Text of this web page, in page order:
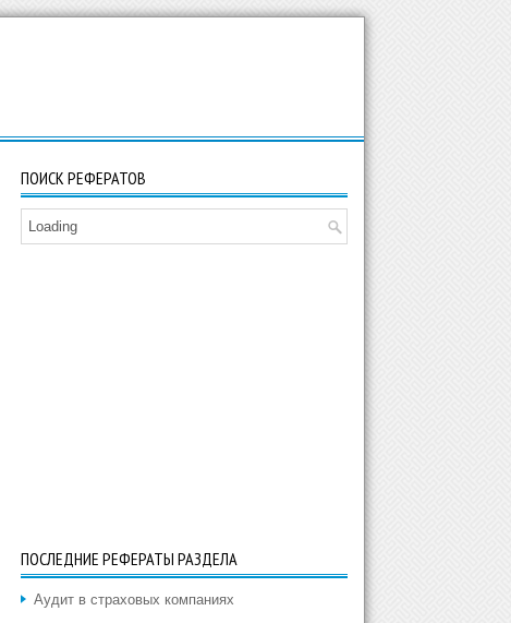
ПОИСК РЕФЕРАТОВ
Loading
ПОСЛЕДНИЕ РЕФЕРАТЫ РАЗДЕЛА
Аудит в страховых компаниях